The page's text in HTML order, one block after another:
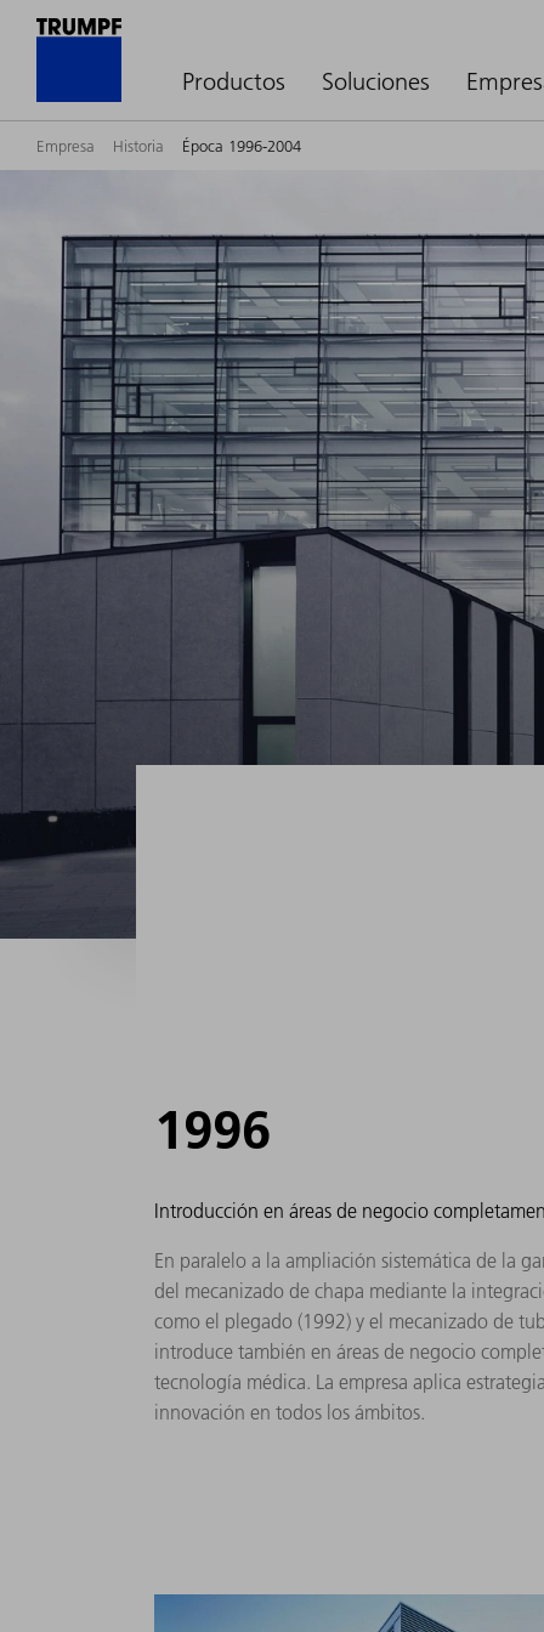
Productos Soluciones
Empresa Historia Época 1996-2004
1996
Introducción en áreas de negocio
En paralelo a la ampliación sistemática de la
del mecanizado de chapa mediante la
como el plegado (1992) y el mecanizado de
introduce también en áreas de negocio
tecnología médica. La empresa aplica
innovación en todos los ámbitos.